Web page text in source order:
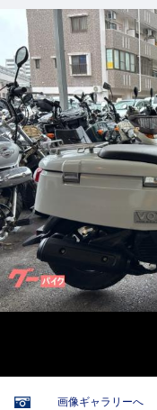
画像ギャラリーへ